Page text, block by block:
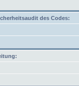
des Codes: